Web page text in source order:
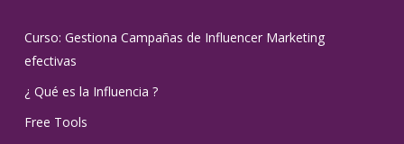
Curso: Gestiona Campañas de Influencer Marketing
efectivas
¿ Qué es la Influencia ?
Free Tools